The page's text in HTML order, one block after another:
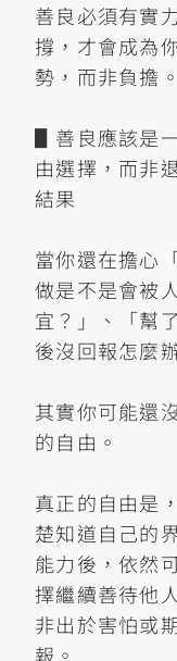
善良必須有實
撐，才會成為
勢，而非負擔。
▋善良應該是
由選擇，而非
結果
當你還在擔心
做是不是會被
宜？」、「幫
後沒回報怎麼辦
其實你可能還
的自由。
真正的自由是
楚知道自己的
能力後，依然
擇繼續善待他
非出於害怕或
報。